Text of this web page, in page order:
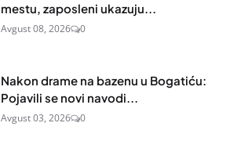
mestu, zaposleni ukazuju...
Avgust 08, 2026 0
Nakon drame na bazenu u Bogatiću:
Pojavili se novi navodi...
Avgust 03, 2026 0